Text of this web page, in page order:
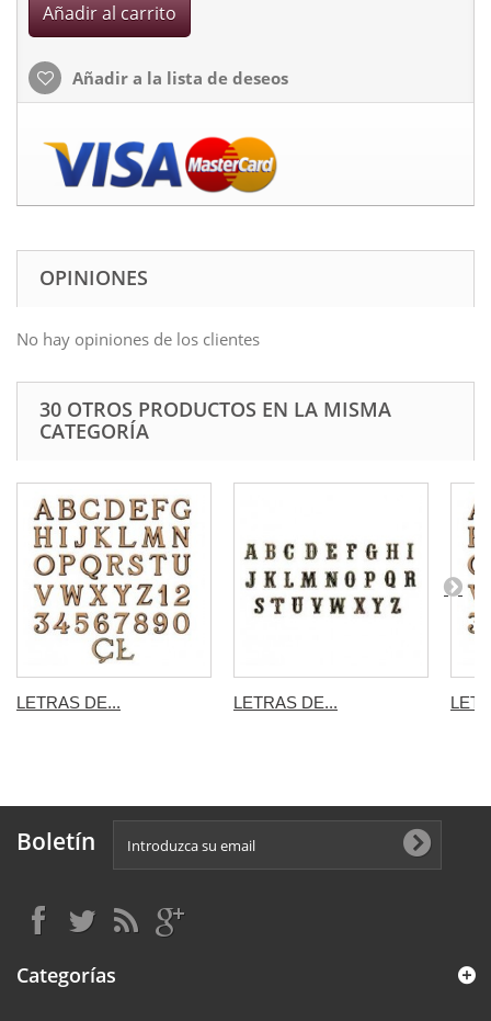
Añadir al carrito
Añadir a la lista de deseos
OPINIONES
No hay opiniones de los clientes
30 OTROS PRODUCTOS EN LA MISMA
CATEGORÍA
LETRAS DE... LETRAS DE...
Boletín
Categorías